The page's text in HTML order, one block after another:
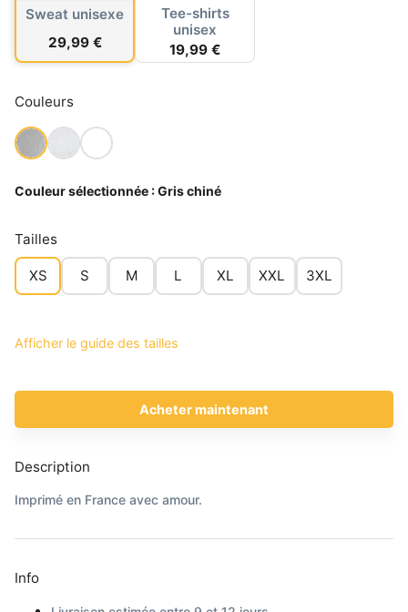
Sweat unisexe
29,99 €
Tee-shirts
unisex
19,99 €
Couleurs
Couleur sélectionnée :Gris chiné
Tailles
XS S M L XL XXL 3XL
Afficher le guide des tailles
Acheter maintenant
Description
Imprimé en France avec amour.
Info